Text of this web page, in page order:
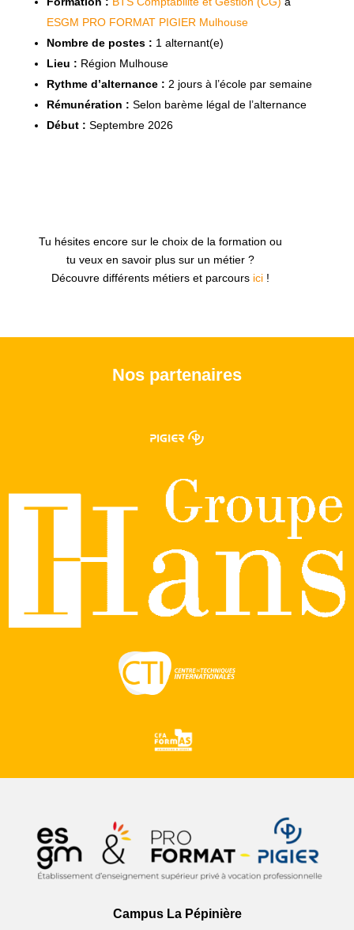
ESGM PRO FORMAT PIGIER Mulhouse
Nombre de postes : 1 alternant(e)
Lieu : Région Mulhouse
Rythme d’alternance : 2 jours à l’école par semaine
Rémunération : Selon barème légal de l’alternance
Début : Septembre 2026
Tu hésites encore sur le choix de la formation ou
tu veux en savoir plus sur un métier ?
Découvre différents métiers et parcours ici!
Nos partenaires
Campus La Pépinière